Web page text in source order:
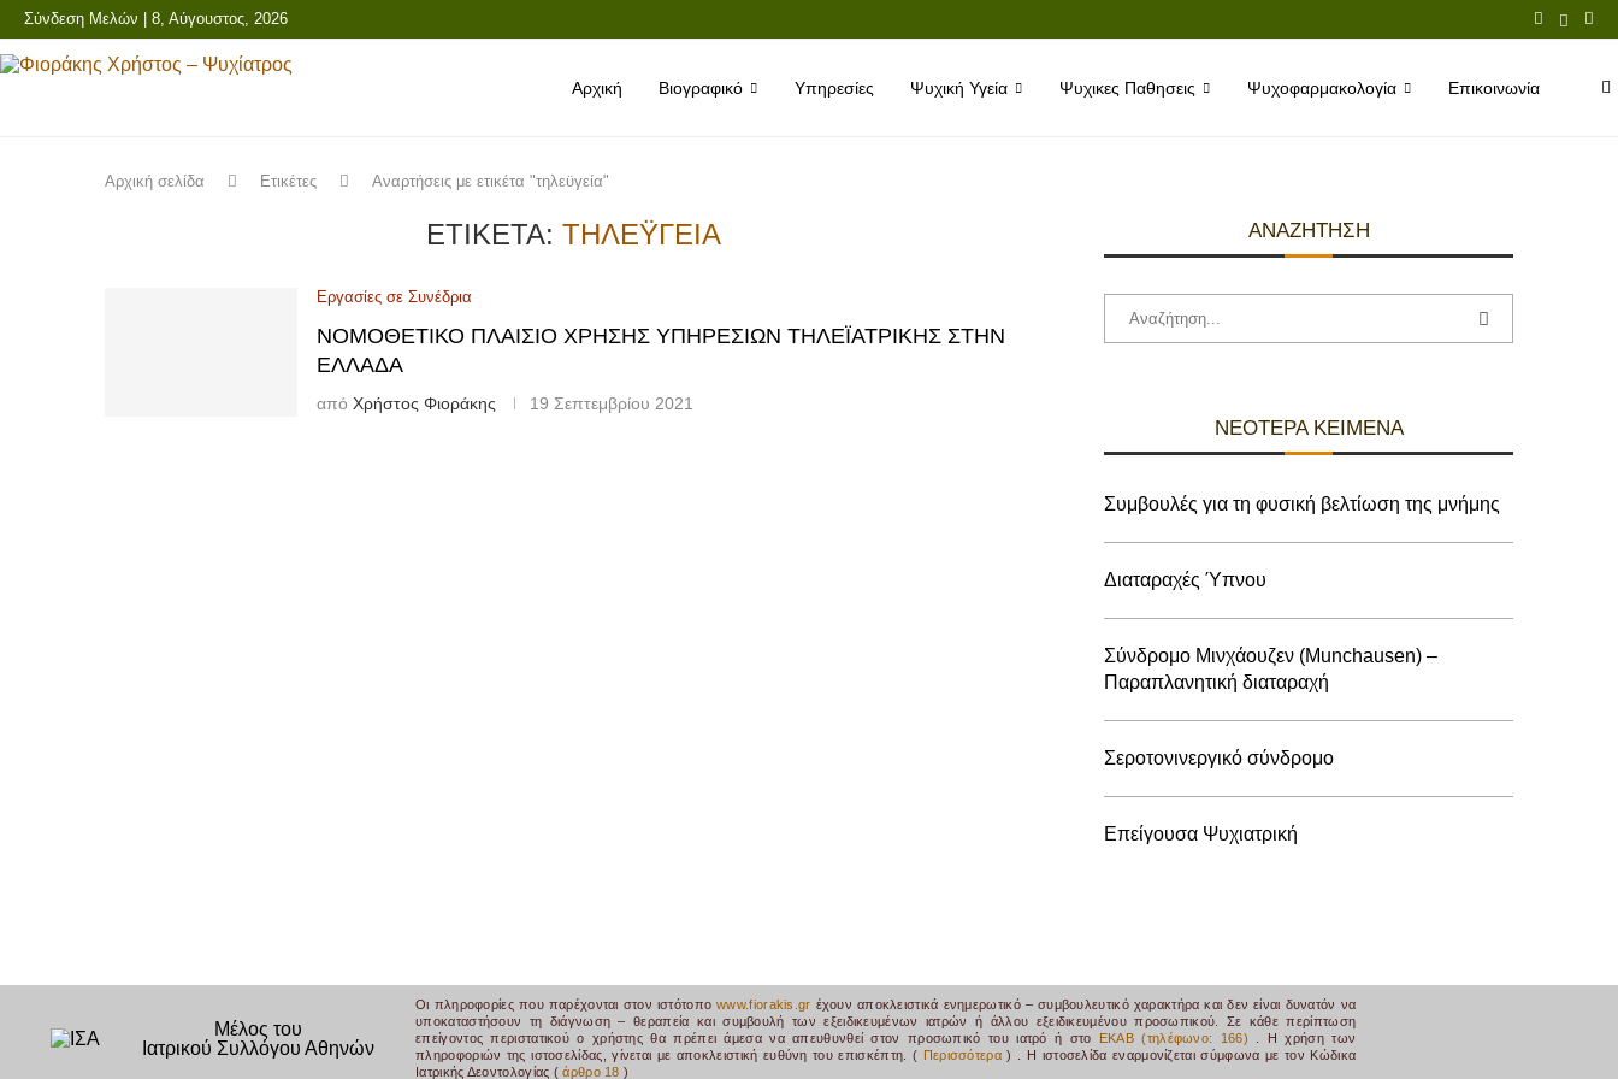
Σύνδεση Μελών | 8, Αύγουστος, 2026
Αρχική Βιογραφικό Υπηρεσίες Ψυχική Υγεία Ψυχικες Παθησεις Ψυχοφαρμακολογία Επικοινωνία
Αρχική σελίδα Ετικέτες Αναρτήσεις με ετικέτα "τηλεϋγεία"
ΕΤΙΚΈΤΑ:ΤΗΛΕΫΓΕΊΑ
Εργασίες σε Συνέδρια
ΝΟΜΟΘΕΤΙΚΌ ΠΛΑΊΣΙΟ ΧΡΉΣΗΣ ΥΠΗΡΕΣΙΏΝ ΤΗΛΕΪΑΤΡΙΚΉΣ ΣΤΗΝ
ΕΛΛΆΔΑ
από Χρήστος Φιοράκης 19 Σεπτεμβρίου 2021
ΑΝΑΖΉΤΗΣΗ
ΝΕΌΤΕΡΑ ΚΕΊΜΕΝΑ
Συμβουλές για τη φυσική βελτίωση της μνήμης
Διαταραχές Ύπνου
Σύνδρομο Μινχάουζεν (Munchausen) –
Παραπλανητική διαταραχή
Σεροτονινεργικό σύνδρομο
Επείγουσα Ψυχιατρική
Μέλος του
Ιατρικού Συλλόγου Αθηνών
Οι πληροφορίες που παρέχονται στον ιστότοποwww.fiorakis.gr έχουν αποκλειστικά ενημερωτικό – συμβουλευτικό χαρακτήρα και δεν είναι δυνατόν να
υποκαταστήσουν τη διάγνωση – θεραπεία και συμβουλή των εξειδικευμένων ιατρών ή άλλου εξειδικευμένου προσωπικού. Σε κάθε περίπτωση
επείγοντος περιστατικού ο χρήστης θα πρέπει άμεσα να απευθυνθεί στον προσωπικό του ιατρό ή στο ΕΚΑΒ (τηλέφωνο: 166) . Η χρήση των
πληροφοριών της ιστοσελίδας, γίνεται με αποκλειστική ευθύνη του επισκέπτη. ( Περισσότερα) . Η ιστοσελίδα εναρμονίζεται σύμφωνα με τον Κώδικα
Ιατρικής Δεοντολογίας (άρθρο 18 )